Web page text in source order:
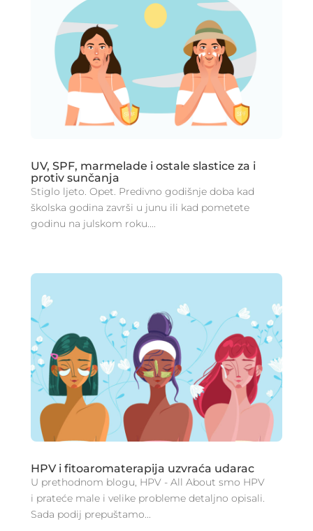
UV, SPF, marmelade i ostale slastice za i
protiv sunčanja
Stiglo ljeto. Opet. Predivno godišnje doba kad
školska godina završi u junu ili kad pometete
godinu na julskom roku....
HPV i fitoaromaterapija uzvraća udarac
U prethodnom blogu, HPV - All About smo HPV
i prateće male i velike probleme detaljno opisali.
Sada podij prepuštamo...